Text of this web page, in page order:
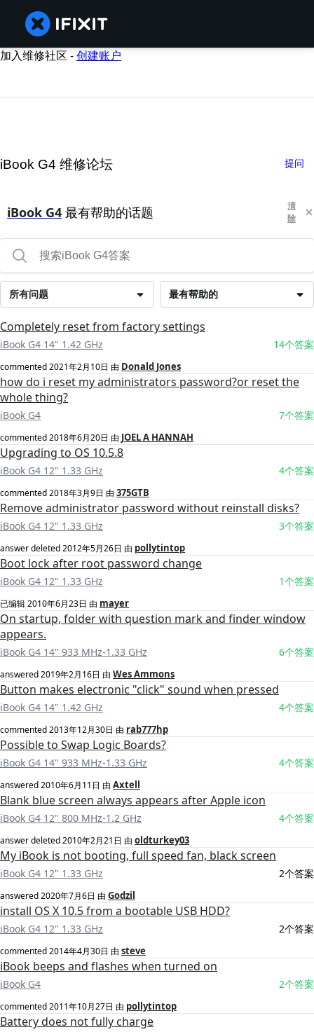
加入维修社区 -创建账户
iBook G4 维修论坛 提问
iBook G4 最有帮助的话题
清
除
最有帮助的
所有问题
Completely reset from factory settings
iBook G4 14" 1.42 GHz 14个答案
commented2021年2月10日 由 Donald Jones
how do i reset my administrators password?or reset the
whole thing?
iBook G4 7个答案
commented2018年6月20日 由 JOEL A HANNAH
Upgrading to OS 10.5.8
iBook G4 12" 1.33 GHz 4个答案
commented2018年3月9日 由 375GTB
Remove administrator password without reinstall disks?
iBook G4 12" 1.33 GHz 3个答案
answer deleted2012年5月26日 由 pollytintop
Boot lock after root password change
iBook G4 12" 1.33 GHz 1个答案
已编辑2010年6月23日 由 mayer
On startup, folder with question mark and finder window
appears.
iBook G4 14" 933 MHz-1.33 GHz 6个答案
answered2019年2月16日 由 Wes Ammons
Button makes electronic "click" sound when pressed
iBook G4 14" 1.42 GHz 4个答案
commented2013年12月30日 由 rab777hp
Possible to Swap Logic Boards?
iBook G4 14" 933 MHz-1.33 GHz 4个答案
answered2010年6月11日 由 Axtell
Blank blue screen always appears after Apple icon
iBook G4 12" 800 MHz-1.2 GHz 4个答案
answer deleted2010年2月21日 由 oldturkey03
My iBook is not booting, full speed fan, black screen
iBook G4 12" 1.33 GHz 2个答案
answered2020年7月6日 由 Godzil
install OS X 10.5 from a bootable USB HDD?
iBook G4 12" 1.33 GHz 2个答案
commented2014年4月30日 由 steve
iBook beeps and flashes when turned on
iBook G4 2个答案
commented2011年10月27日 由 pollytintop
Battery does not fully charge